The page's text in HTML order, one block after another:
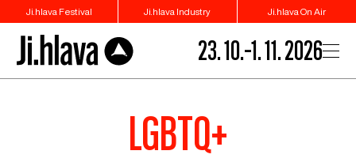
Ji.hlava Festival Ji.hlava Industry Ji.hlava On Air
23. 10.–1. 11. 2026
LGBTQ+